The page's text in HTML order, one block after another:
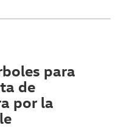
para
de
por la